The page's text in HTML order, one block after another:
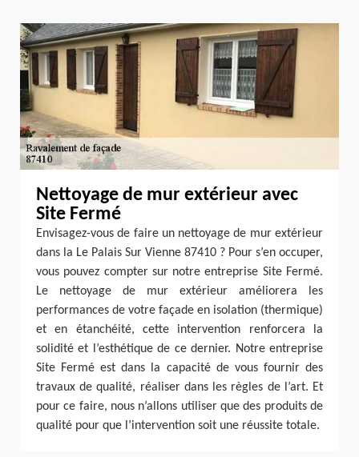
Nettoyage de mur extérieur avec
Site Fermé
Envisagez-vous de faire un nettoyage de mur extérieur
dans la Le Palais Sur Vienne 87410 ? Pour s’en occuper,
vous pouvez compter sur notre entreprise Site Fermé.
Le nettoyage de mur extérieur améliorera les
performances de votre façade en isolation (thermique)
et en étanchéité, cette intervention renforcera la
solidité et l’esthétique de ce dernier. Notre entreprise
Site Fermé est dans la capacité de vous fournir des
travaux de qualité, réaliser dans les règles de l’art. Et
pour ce faire, nous n’allons utiliser que des produits de
qualité pour que l’intervention soit une réussite totale.